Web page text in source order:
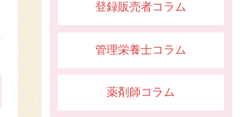
登録販売者コラム
管理栄養士コラム
薬剤師コラム